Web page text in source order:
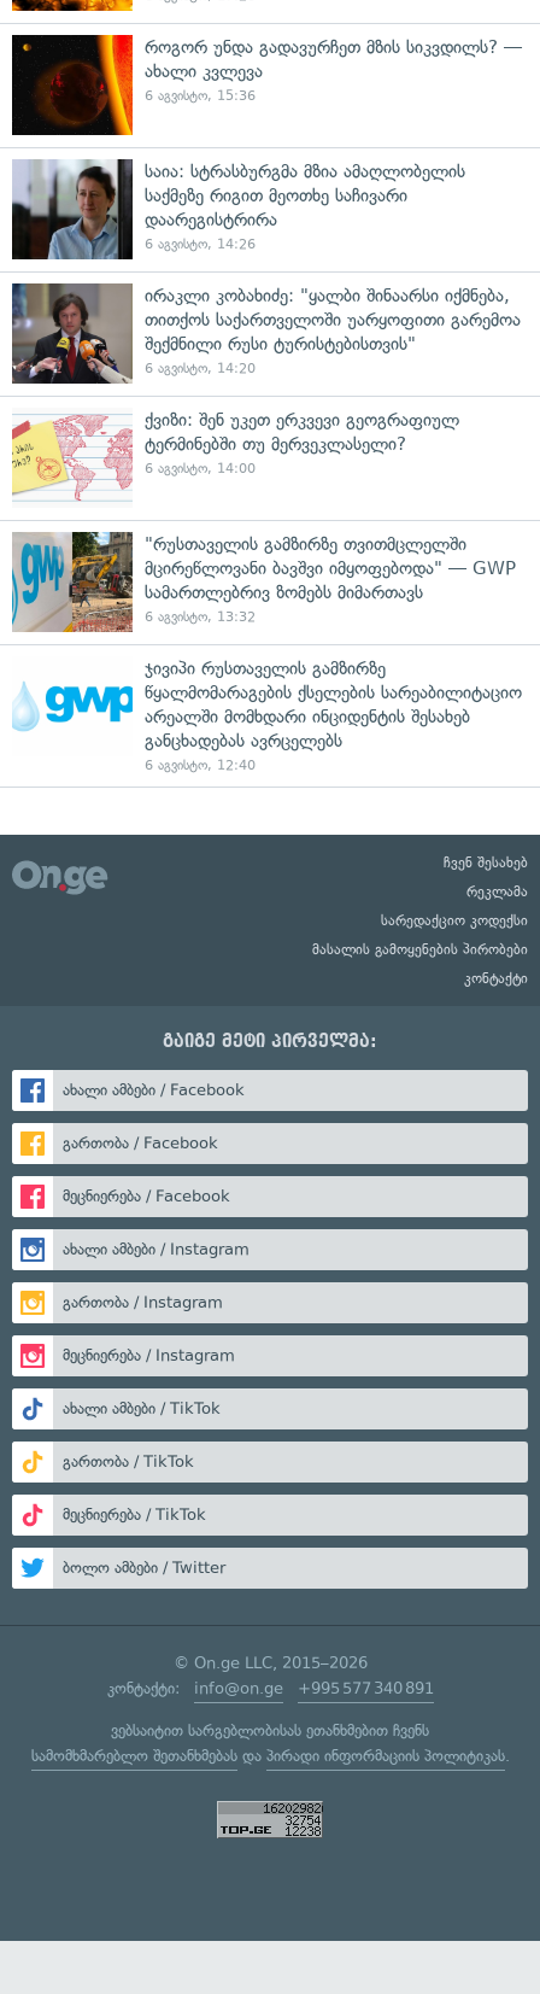
როგორ უნდა გადავურჩეთ მზის სიკვდილს? —
ახალი კვლევა
6 აგვისტო, 15:36
საია: სტრასბურგმა მზია ამაღლობელის
საქმეზე რიგით მეოთხე საჩივარი
დაარეგისტრირა
6 აგვისტო, 14:26
ირაკლი კობახიძე: "ყალბი შინაარსი იქმნება,
თითქოს საქართველოში უარყოფითი გარემოა
შექმნილი რუსი ტურისტებისთვის"
6 აგვისტო, 14:20
ქვიზი: შენ უკეთ ერკვევი გეოგრაფიულ
ტერმინებში თუ მერვეკლასელი?
6 აგვისტო, 14:00
"რუსთაველის გამზირზე თვითმცლელში
მცირეწლოვანი ბავშვი იმყოფებოდა" — GWP
სამართლებრივ ზომებს მიმართავს
6 აგვისტო, 13:32
ჯივიპი რუსთაველის გამზირზე
წყალმომარაგების ქსელების სარეაბილიტაციო
არეალში მომხდარი ინციდენტის შესახებ
განცხადებას ავრცელებს
6 აგვისტო, 12:40
ჩვენ შესახებ
რეკლამა
სარედაქციო კოდექსი
მასალის გამოყენების პირობები
კონტაქტი
გაიგე მეტი პირველმა:
ახალი ამბები / Facebook
გართობა / Facebook
მეცნიერება / Facebook
ახალი ამბები / Instagram
გართობა / Instagram
მეცნიერება / Instagram
ახალი ამბები / TikTok
გართობა / TikTok
მეცნიერება / TikTok
ბოლო ამბები / Twitter
© On.ge LLC, 2015–2026
კონტაქტი: info@on.ge +995 577 340 891
ვებსაიტით სარგებლობისას ეთანხმებით ჩვენს
სამომხმარებლო შეთანხმებასდა პირადი ინფორმაციის პოლიტიკას.